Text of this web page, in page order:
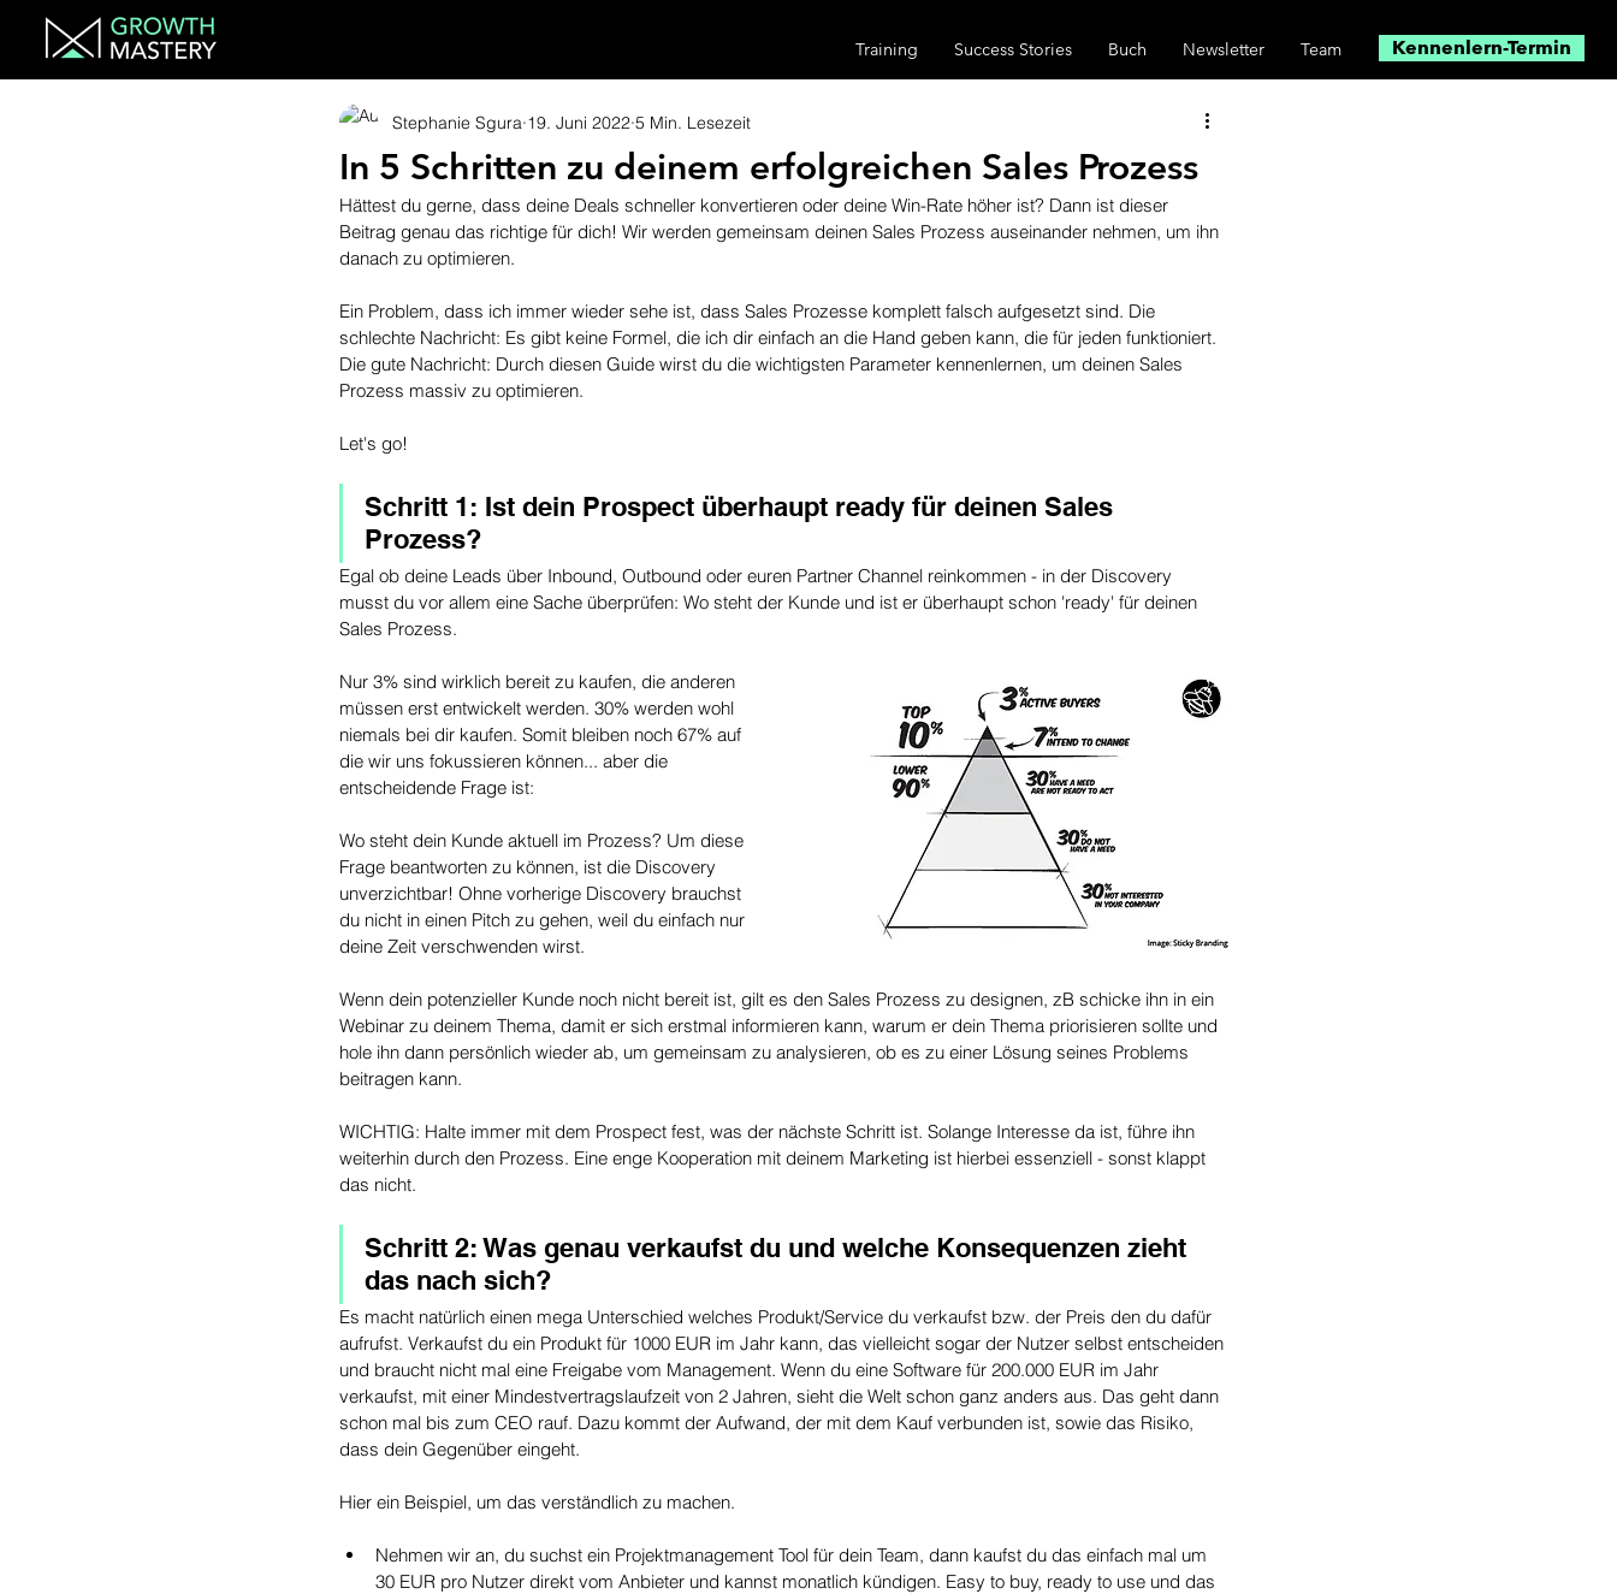
Training Success Stories Buch Newsletter Team Kennenlern-Termin
In 5 Schritten zu deinem erfolgreichen Sales Prozess
Stephanie Sgura 19. Juni 2022 5 Min. Lesezeit
Hättest du gerne, dass deine Deals schneller konvertieren oder deine Win-Rate höher ist? Dann ist dieser
Beitrag genau das richtige für dich! Wir werden gemeinsam deinen Sales Prozess auseinander nehmen, um ihn
danach zu optimieren.
Ein Problem, dass ich immer wieder sehe ist, dass Sales Prozesse komplett falsch aufgesetzt sind. Die
schlechte Nachricht: Es gibt keine Formel, die ich dir einfach an die Hand geben kann, die für jeden funktioniert.
Die gute Nachricht: Durch diesen Guide wirst du die wichtigsten Parameter kennenlernen, um deinen Sales
Prozess massiv zu optimieren.
Let's go!
Schritt 1: Ist dein Prospect überhaupt ready für deinen Sales
Prozess?
Egal ob deine Leads über Inbound, Outbound oder euren Partner Channel reinkommen - in der Discovery
musst du vor allem eine Sache überprüfen: Wo steht der Kunde und ist er überhaupt schon 'ready' für deinen
Sales Prozess.
Nur 3% sind wirklich bereit zu kaufen, die anderen
müssen erst entwickelt werden. 30% werden wohl
niemals bei dir kaufen. Somit bleiben noch 67% auf
die wir uns fokussieren können... aber die
entscheidende Frage ist:
Wo steht dein Kunde aktuell im Prozess? Um diese
Frage beantworten zu können, ist die Discovery
unverzichtbar! Ohne vorherige Discovery brauchst
du nicht in einen Pitch zu gehen, weil du einfach nur
deine Zeit verschwenden wirst.
Wenn dein potenzieller Kunde noch nicht bereit ist, gilt es den Sales Prozess zu designen, zB schicke ihn in ein
Webinar zu deinem Thema, damit er sich erstmal informieren kann, warum er dein Thema priorisieren sollte und
hole ihn dann persönlich wieder ab, um gemeinsam zu analysieren, ob es zu einer Lösung seines Problems
beitragen kann.
WICHTIG: Halte immer mit dem Prospect fest, was der nächste Schritt ist. Solange Interesse da ist, führe ihn
weiterhin durch den Prozess. Eine enge Kooperation mit deinem Marketing ist hierbei essenziell - sonst klappt
das nicht.
Schritt 2: Was genau verkaufst du und welche Konsequenzen zieht
das nach sich?
Es macht natürlich einen mega Unterschied welches Produkt/Service du verkaufst bzw. der Preis den du dafür
aufrufst. Verkaufst du ein Produkt für 1000 EUR im Jahr kann, das vielleicht sogar der Nutzer selbst entscheiden
und braucht nicht mal eine Freigabe vom Management. Wenn du eine Software für 200.000 EUR im Jahr
verkaufst, mit einer Mindestvertragslaufzeit von 2 Jahren, sieht die Welt schon ganz anders aus. Das geht dann
schon mal bis zum CEO rauf. Dazu kommt der Aufwand, der mit dem Kauf verbunden ist, sowie das Risiko,
dass dein Gegenüber eingeht.
Hier ein Beispiel, um das verständlich zu machen.
Nehmen wir an, du suchst ein Projektmanagement Tool für dein Team, dann kaufst du das einfach mal um
30 EUR pro Nutzer direkt vom Anbieter und kannst monatlich kündigen. Easy to buy, ready to use und das